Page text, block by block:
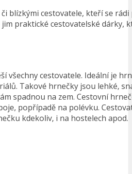
blízkými cestovatele, kteří se
praktické cestovatelské dárky,
všechny cestovatele. Ideální je
Takové hrnečky jsou lehké,
spadnou na zem. Cestovní
popřípadě na polévku.
kdekoliv, i na hostelech apod.